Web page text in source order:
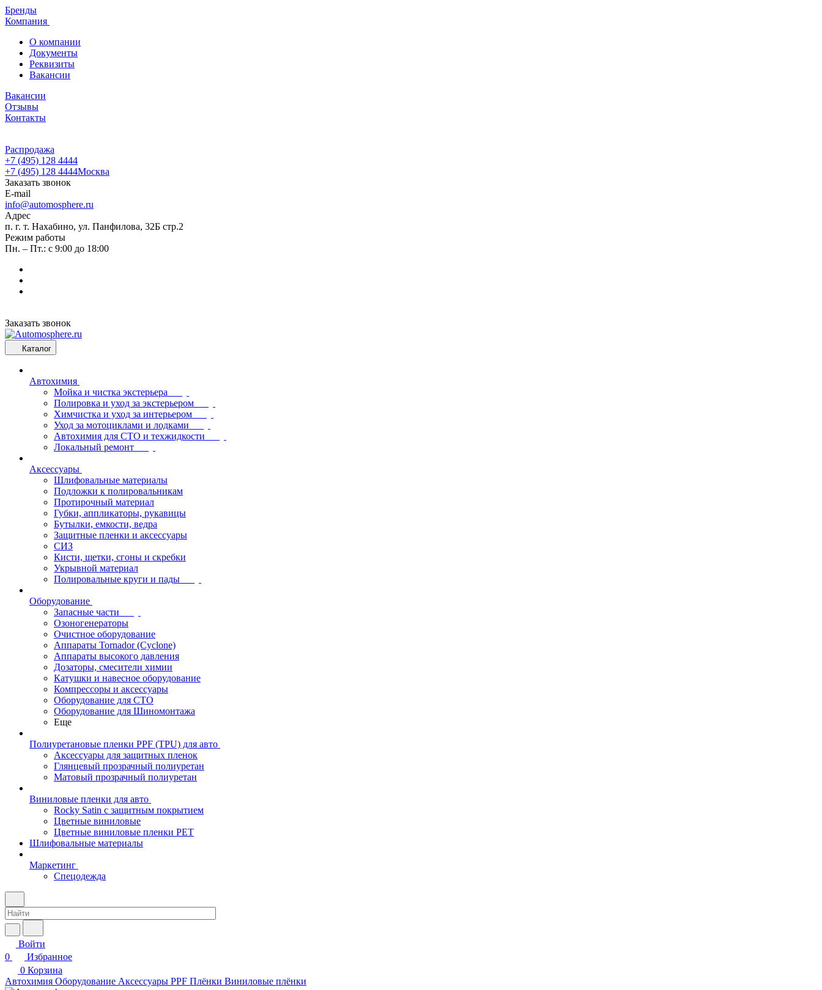
Бренды
Компания
О компании
Документы
Реквизиты
Вакансии
Вакансии
Отзывы
Контакты
Распродажа
+7 (495) 128 4444
+7 (495) 128 4444Москва
Заказать звонок
E-mail
info@automosphere.ru
Адрес
п. г. т. Нахабино, ул. Панфилова, 32Б стр.2
Режим работы
Пн. – Пт.: с 9:00 до 18:00
Заказать звонок
Каталог
Автохимия
Мойка и чистка экстерьера
Полировка и уход за экстерьером
Химчистка и уход за интерьером
Уход за мотоциклами и лодками
Автохимия для СТО и техжидкости
Локальный ремонт
Аксессуары
Шлифовальные материалы
Подложки к полировальникам
Протирочный материал
Губки, аппликаторы, рукавицы
Бутылки, емкости, ведра
Защитные пленки и аксессуары
СИЗ
Кисти, щетки, сгоны и скребки
Укрывной материал
Полировальные круги и пады
Оборудование
Запасные части
Озоногенераторы
Очистное оборудование
Аппараты Tornador (Cyclone)
Аппараты высокого давления
Дозаторы, смесители химии
Катушки и навесное оборудование
Компрессоры и аксессуары
Оборудование для СТО
Оборудование для Шиномонтажа
Еще
Полиуретановые пленки PPF (TPU) для авто
Аксессуары для защитных пленок
Глянцевый прозрачный полиуретан
Матовый прозрачный полиуретан
Виниловые пленки для авто
Rocky Satin с защитным покрытием
Цветные виниловые
Цветные виниловые пленки PET
Шлифовальные материалы
Маркетинг
Спецодежда
Войти
0
Избранное
0 Корзина
Автохимия Оборудование Аксессуары PPF Плёнки Виниловые плёнки